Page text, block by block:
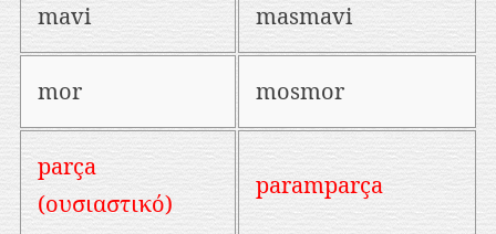
mavi masmavi
mor mosmor
parça
(ουσιαστικό)
paramparça